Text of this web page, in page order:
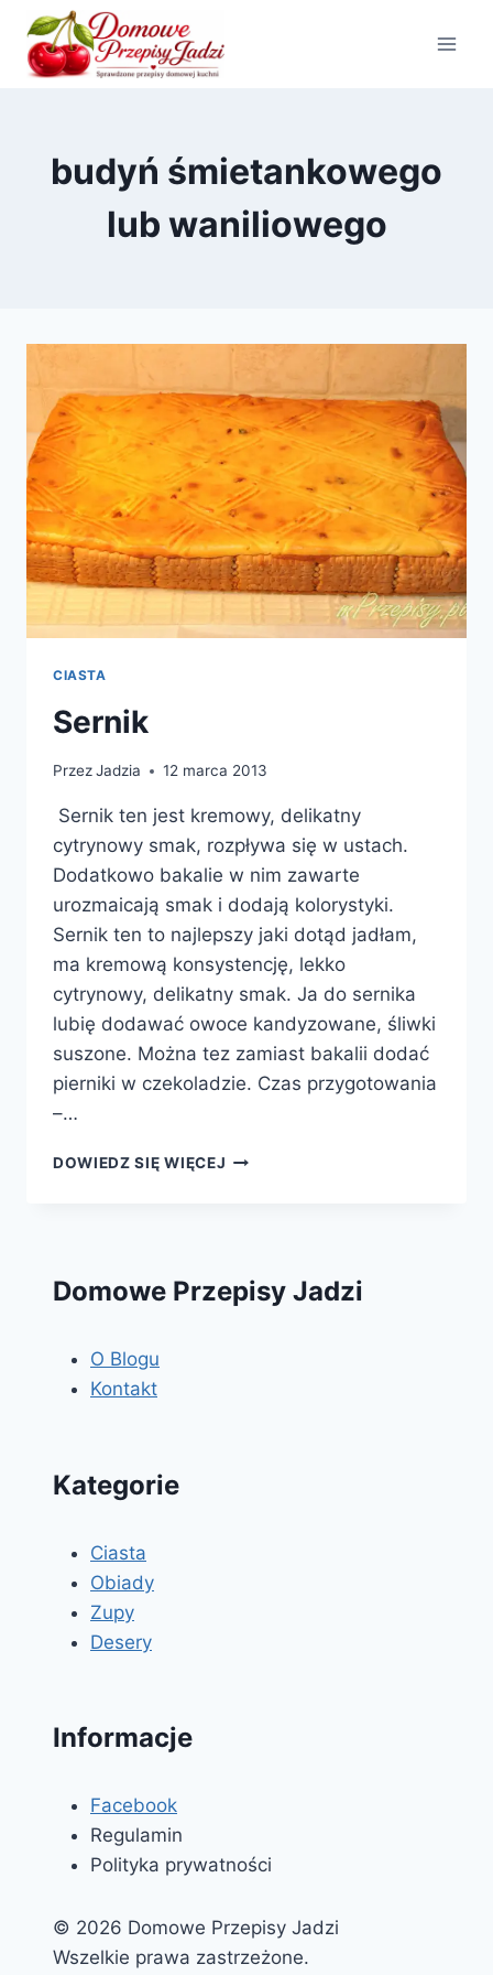
Przejdź
treści
budyń śmietankowego
lub waniliowego
CIASTA
Sernik
PrzezJadzia 12 marca 2013
Sernik ten jest kremowy, delikatny
cytrynowy smak, rozpływa się w ustach.
Dodatkowo bakalie w nim zawarte
urozmaicają smak i dodają kolorystyki.
Sernik ten to najlepszy jaki dotąd jadłam,
ma kremową konsystencję, lekko
cytrynowy, delikatny smak. Ja do sernika
lubię dodawać owoce kandyzowane, śliwki
suszone. Można tez zamiast bakalii dodać
pierniki w czekoladzie. Czas przygotowania
–…
DOWIEDZ SIĘ WIĘCEJ SERNIK
Domowe Przepisy Jadzi
O Blogu
Kontakt
Kategorie
Ciasta
Obiady
Zupy
Desery
Informacje
Facebook
Regulamin
Polityka prywatności
© 2026 Domowe Przepisy Jadzi
Wszelkie prawa zastrzeżone.